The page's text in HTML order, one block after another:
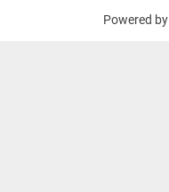
Powered by